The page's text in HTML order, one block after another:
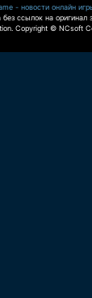
- новости онлайн
ссылок на оригинал
Copyright © NCsoft